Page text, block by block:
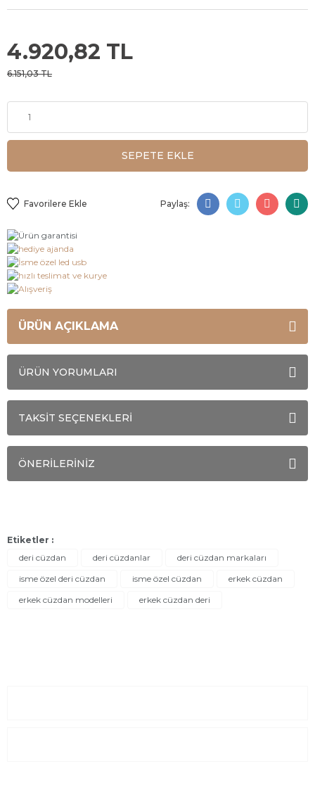
4.920,82 TL
6.151,03 TL
SEPETE EKLE
Paylaş:
ÜRÜN AÇIKLAMA
ÜRÜN YORUMLARI
TAKSİT SEÇENEKLERİ
ÖNERİLERİNİZ
Etiketler :
deri cüzdan
deri cüzdanlar
deri cüzdan markaları
isme özel deri cüzdan
isme özel cüzdan
erkek cüzdan
erkek cüzdan modelleri
erkek cüzdan deri